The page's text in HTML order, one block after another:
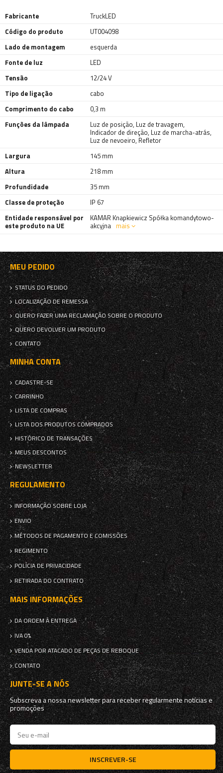
Fabricante
TruckLED
Código do produto
UT004098
Lado de montagem
esquerda
Fonte de luz
LED
Tensão
12/24 V
Tipo de ligação
cabo
Comprimento do cabo
0,3 m
Funções da lâmpada
Luz de posição, Luz de travagem,
Indicador de direção, Luz de marcha-atrás,
Luz de nevoeiro, Refletor
Largura
145 mm
Altura
218 mm
Profundidade
35 mm
Classe de proteção
IP 67
Entidade responsável por
este produto na UE
KAMAR Knapkiewicz Spółka komandytowo-
akcyjna mais
MEU PEDIDO
STATUS DO PEDIDO
LOCALIZAÇÃO DE REMESSA
QUERO FAZER UMA RECLAMAÇÃO SOBRE O PRODUTO
QUERO DEVOLVER UM PRODUTO
CONTATO
MINHA CONTA
CADASTRE-SE
CARRINHO
LISTA DE COMPRAS
LISTA DOS PRODUTOS COMPRADOS
HISTÓRICO DE TRANSAÇÕES
MEUS DESCONTOS
NEWSLETTER
REGULAMENTO
INFORMAÇÃO SOBRE LOJA
ENVIO
MÉTODOS DE PAGAMENTO E COMISSÕES
REGIMENTO
POLÍCIA DE PRIVACIDADE
RETIRADA DO CONTRATO
MAIS INFORMAÇÕES
DA ORDEM À ENTREGA
IVA 0%
VENDA POR ATACADO DE PEÇAS DE REBOQUE
CONTATO
JUNTE-SE A NÓS
Subscreva a nossa newsletter para receber regularmente notícias e
promoções
INSCREVER-SE